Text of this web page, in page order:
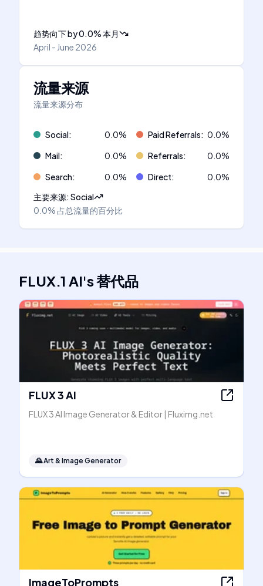
趋势向下by0.0%本月
April - June 2026
流量来源
流量来源分布
Social: 0.0% Paid Referrals: 0.0%
Mail: 0.0% Referrals: 0.0%
Search: 0.0% Direct: 0.0%
主要来源:Social
0.0%占总流量的百分比
FLUX.1 AI's替代品
FLUX 3 AI
FLUX 3 AI Image Generator & Editor | Fluximg.net
🌄Art & Image Generator
ImageToPrompts